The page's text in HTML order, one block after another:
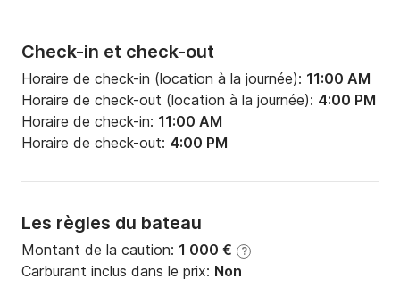
Check-in et check-out
Horaire de check-in (location à la journée): 11:00 AM
Horaire de check-out (location à la journée): 4:00 PM
Horaire de check-in: 11:00 AM
Horaire de check-out: 4:00 PM
Les règles du bateau
Montant de la caution: 1 000 € ?
Carburant inclus dans le prix: Non